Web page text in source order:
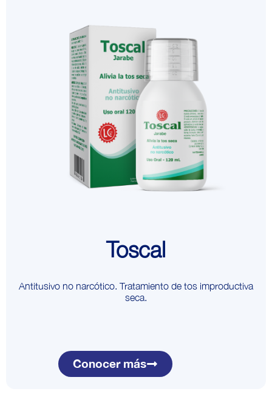
Toscal
Antitusivo no narcótico. Tratamiento de tos improductiva
seca.
Conocer más